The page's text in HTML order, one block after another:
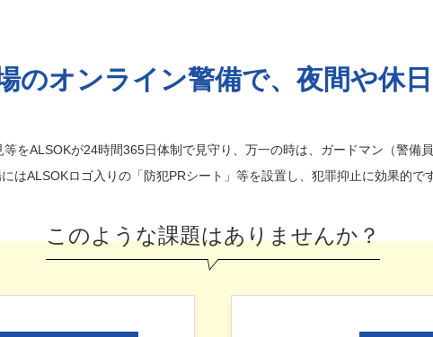
のオンライン警備で、 夜間や休
をALSOKが24時間365日体制で見守り、万一の時は、ガードマン（警備
にはALSOKロゴ入りの「防犯PRシート」等を設置し、犯罪抑止に効果的です
このような課題はありませんか？